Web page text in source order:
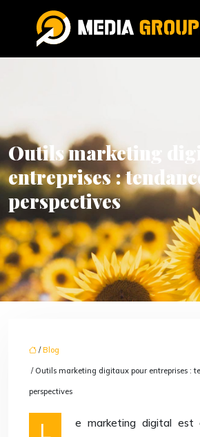
Outils marketing
entreprises :
perspectives
/Blog
/ Outils marketing digitaux pour entreprises :
perspectives
Le marketing digital est devenu un pilier